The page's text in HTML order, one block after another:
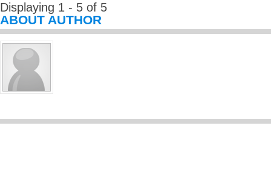
Displaying 1 - 5 of 5
ABOUT AUTHOR